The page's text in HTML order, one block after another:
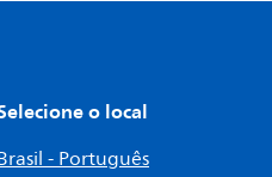
o local
- Português